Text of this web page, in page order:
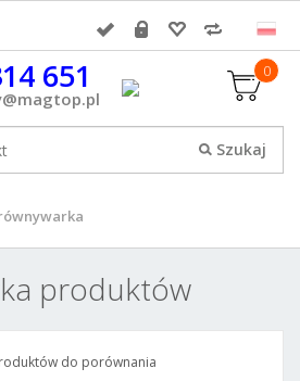
651 0
produktów
do porównania